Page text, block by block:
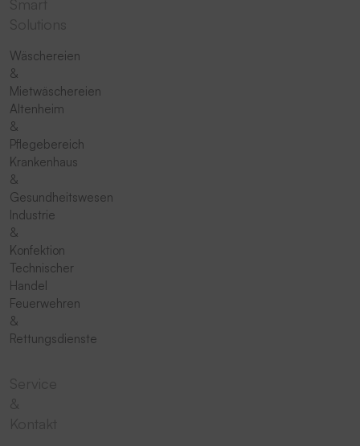
Wäschereien
&
Mietwäschereien
Altenheim
&
Pflegebereich
Krankenhaus
&
Gesundheitswesen
Industrie
&
Konfektion
Technischer
Handel
Feuerwehren
&
Rettungsdienste